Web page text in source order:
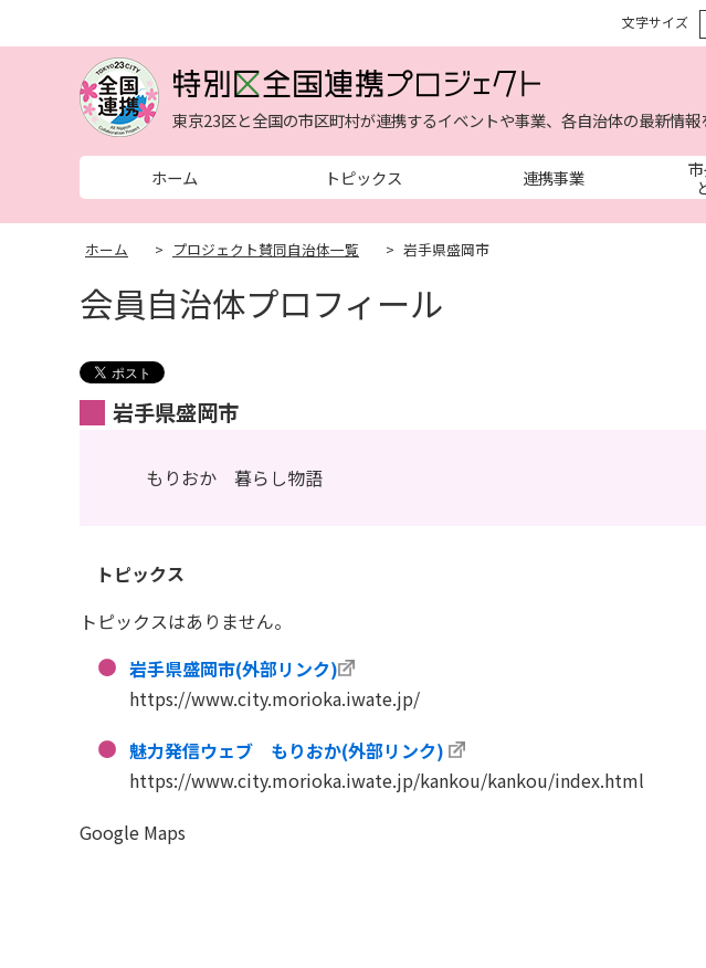
文字サイズ
東京23区と全国の市区町村が連携するイベントや事業、各自治体の最新情報
ホーム トピックス 連携事業
ホーム > プロジェクト賛同自治体一覧 > 岩手県盛岡市
会員自治体プロフィール
岩手県盛岡市
もりおか 暮らし物語
トピックス
トピックスはありません。
岩手県盛岡市(外部リンク)
https://www.city.morioka.iwate.jp/
魅力発信ウェブ もりおか(外部リンク)
https://www.city.morioka.iwate.jp/kankou/kankou/index.html
Google Maps